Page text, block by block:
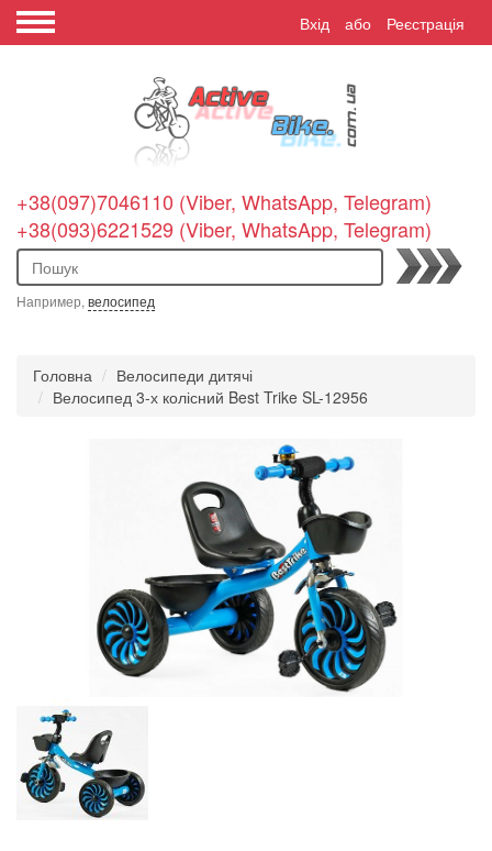
Вхід або Реєстрація
+38(097)7046110 (Viber, WhatsApp, Telegram)
+38(093)6221529 (Viber, WhatsApp, Telegram)
Пошук
Например, велосипед
Головна
Велосипеди дитячі
Велосипед 3-х колісний Best Trike SL-12956